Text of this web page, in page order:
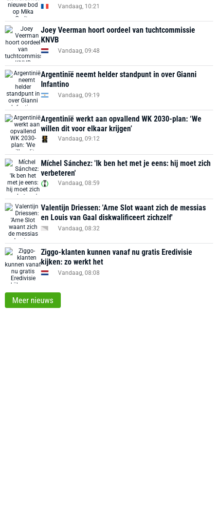
Vandaag, 10:21
Joey Veerman hoort oordeel van tuchtcommissie
KNVB
Vandaag, 09:48
Argentinië neemt helder standpunt in over Gianni
Infantino
Vandaag, 09:19
Argentinië werkt aan opvallend WK 2030-plan: ‘We
willen dit voor elkaar krijgen’
Vandaag, 09:12
Míchel Sánchez: 'Ik ben het met je eens: hij moet zich
verbeteren'
Vandaag, 08:59
Valentijn Driessen: 'Arne Slot waant zich de messias
en Louis van Gaal diskwalificeert zichzelf'
Vandaag, 08:32
Ziggo-klanten kunnen vanaf nu gratis Eredivisie
kijken: zo werkt het
Vandaag, 08:08
Meer nieuws